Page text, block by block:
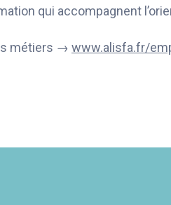
qui accompagnent
métiers → www.alisfa.fr/